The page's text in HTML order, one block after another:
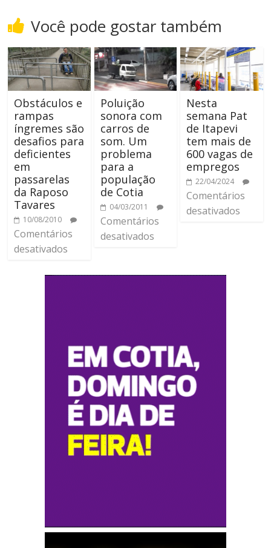
Você pode gostar também
Obstáculos e
rampas
íngremes são
desafios para
deficientes
em
passarelas
da Raposo
Tavares
10/08/2010
Comentários
desativados
Poluição
sonora com
carros de
som. Um
problema
para a
população
de Cotia
04/03/2011
Comentários
desativados
Nesta
semana Pat
de Itapevi
tem mais de
600 vagas de
empregos
22/04/2024
Comentários
desativados